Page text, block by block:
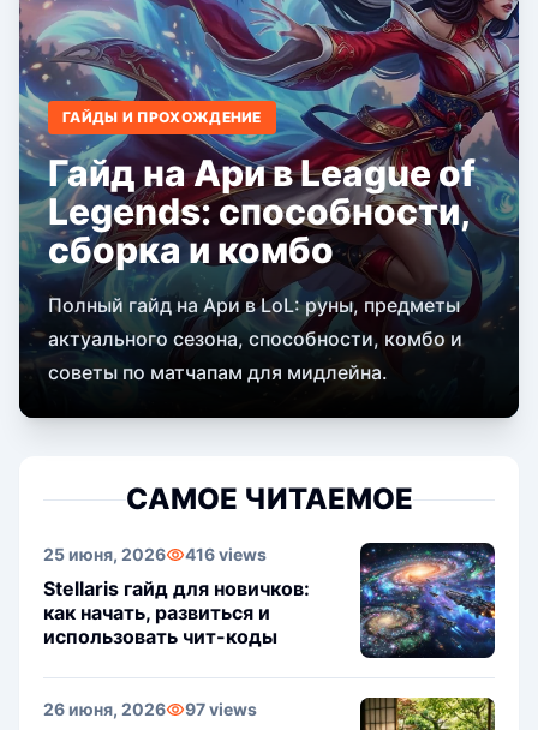
ГАЙДЫ И ПРОХОЖДЕНИЕ
Гайд на Ари в League of
Legends: способности,
сборка и комбо
Полный гайд на Ари в LoL: руны, предметы
актуального сезона, способности, комбо и
советы по матчапам для мидлейна.
САМОЕ ЧИТАЕМОЕ
25 июня, 2026 416 views
Stellaris гайд для новичков:
как начать, развиться и
использовать чит-коды
26 июня, 2026 97 views